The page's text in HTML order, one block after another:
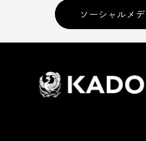
ソーシャルメ